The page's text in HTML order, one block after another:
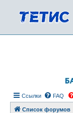
Ссылки FAQ
Список форумов